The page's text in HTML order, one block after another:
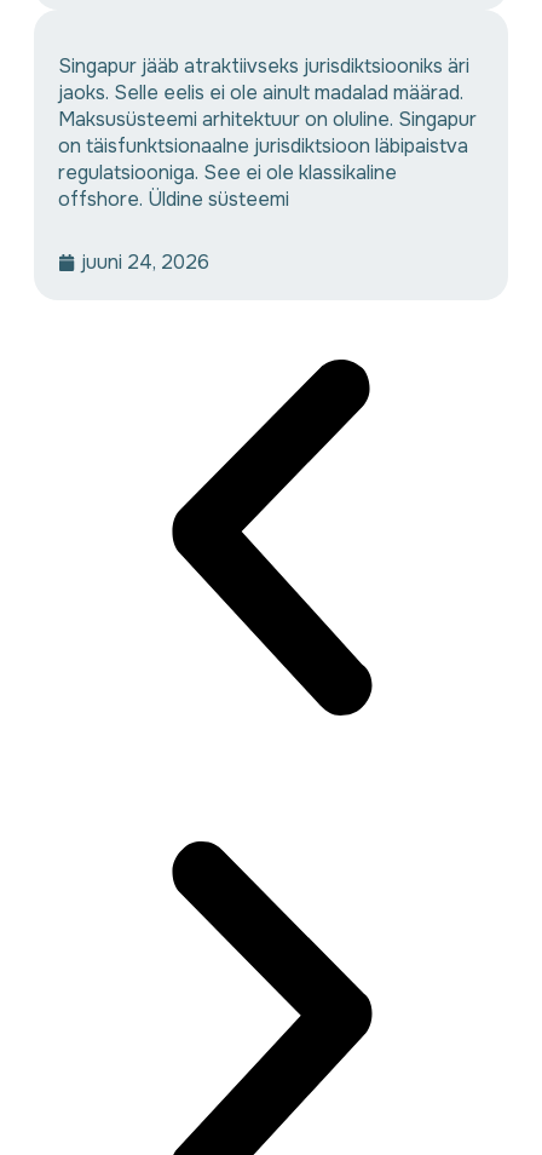
Singapur jääb atraktiivseks jurisdiktsiooniks äri
jaoks. Selle eelis ei ole ainult madalad määrad.
Maksusüsteemi arhitektuur on oluline. Singapur
on täisfunktsionaalne jurisdiktsioon läbipaistva
regulatsiooniga. See ei ole klassikaline
offshore. Üldine süsteemi
juuni 24, 2026